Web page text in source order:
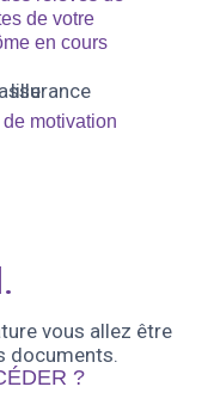
de votre
en cours
de motivation
vous allez être
documents.
?